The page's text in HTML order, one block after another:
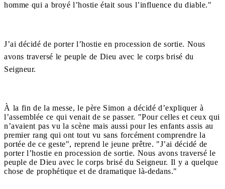
homme qui a broyé l’hostie était sous l’influence du diable."
J’ai décidé de porter l’hostie en procession de sortie. Nous
avons traversé le peuple de Dieu avec le corps brisé du
Seigneur.
À la fin de la messe, le père Simon a décidé d’expliquer à
l’assemblée ce qui venait de se passer. "Pour celles et ceux qui
n’avaient pas vu la scène mais aussi pour les enfants assis au
premier rang qui ont tout vu sans forcément comprendre la
portée de ce geste", reprend le jeune prêtre. "J’ai décidé de
porter l’hostie en procession de sortie. Nous avons traversé le
peuple de Dieu avec le corps brisé du Seigneur. Il y a quelque
chose de prophétique et de dramatique là-dedans."